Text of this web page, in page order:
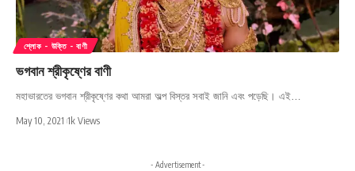
শ্লোক - উক্তি - বাণী
ভগবান শ্রীকৃষ্ণের বাণী
মহাভারতের ভগবান শ্রীকৃষ্ণের কথা আমরা অল্প বিস্তর সবাই জানি এবং পড়েছি। এই…
May 10, 2021 1k Views
- Advertisement -